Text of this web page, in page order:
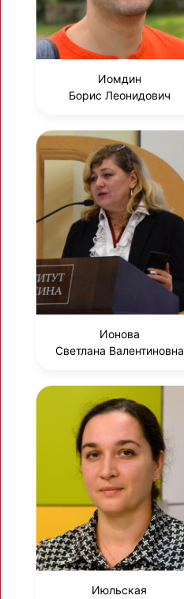
Иомдин
Борис Леонидович
Ионова
Светлана Валентиновна
Июльская